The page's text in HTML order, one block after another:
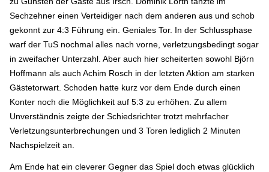
Sechzehner einen Verteidiger nach dem anderen aus und schob
gekonnt zur 4:3 Führung ein. Geniales Tor. In der Schlussphase
warf der TuS nochmal alles nach vorne, verletzungsbedingt sogar
in zweifacher Unterzahl. Aber auch hier scheiterten sowohl Björn
Hoffmann als auch Achim Rosch in der letzten Aktion am starken
Gästetorwart. Schoden hatte kurz vor dem Ende durch einen
Konter noch die Möglichkeit auf 5:3 zu erhöhen. Zu allem
Unverständnis zeigte der Schiedsrichter trotzt mehrfacher
Verletzungsunterbrechungen und 3 Toren lediglich 2 Minuten
Nachspielzeit an.
Am Ende hat ein cleverer Gegner das Spiel doch etwas glücklich